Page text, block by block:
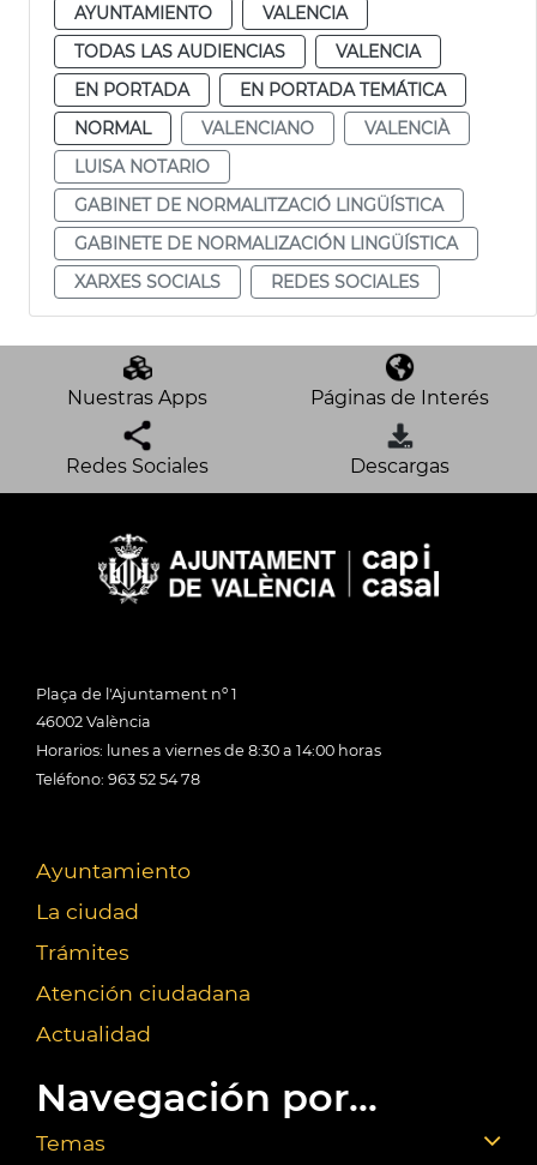
AYUNTAMIENTO
VALENCIA
TODAS LAS AUDIENCIAS
VALENCIA
EN PORTADA
EN PORTADA TEMÁTICA
NORMAL
VALENCIANO
VALENCIÀ
LUISA NOTARIO
GABINET DE NORMALITZACIÓ LINGÜÍSTICA
GABINETE DE NORMALIZACIÓN LINGÜÍSTICA
XARXES SOCIALS
REDES SOCIALES
Nuestras Apps Páginas de Interés
Redes Sociales Descargas
Plaça de l'Ajuntament nº 1
46002 València
Horarios: lunes a viernes de 8:30 a 14:00 horas
Teléfono: 963 52 54 78
Ayuntamiento
La ciudad
Trámites
Atención ciudadana
Actualidad
Navegación por...
Temas